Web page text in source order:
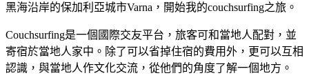
黑海沿岸的保加利亞城市Varna，開始我的couchsurfing之旅。
Couchsurfing是一個國際交友平台，旅客可和當地人配對，並
寄宿於當地人家中。除了可以省掉住宿的費用外，更可以互相
認識，與當地人作文化交流，從他們的角度了解一個地方。